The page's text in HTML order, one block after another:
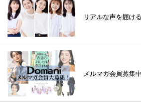
リアルな声を届け
メルマガ会員募集